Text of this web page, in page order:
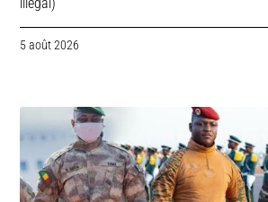
illégal)
5 août 2026